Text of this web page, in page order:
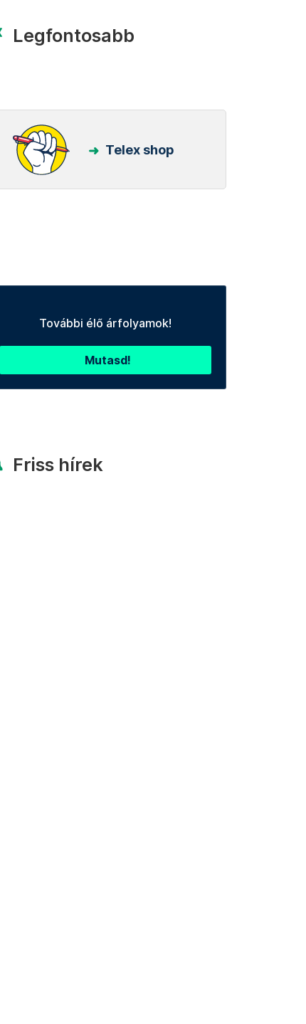
Legfontosabb
Telex shop
További élő árfolyamok!
Mutasd!
Friss hírek